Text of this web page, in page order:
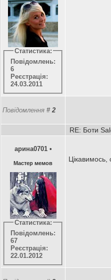
Статистика:
Повідомлень:
6
Реєстрація:
24.03.2011
Повідомлення # 2
RE: Боти
арина0701 •
Мастер мемов
Статистика:
Повідомлень:
67
Реєстрація:
22.01.2012
Цікавимось,